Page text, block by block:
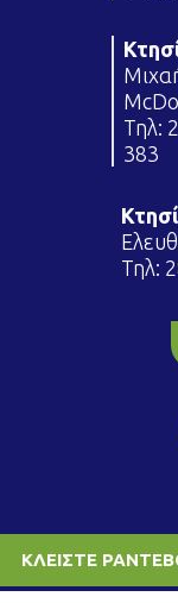
ΚΛΕΙΣΤΕ
Τηλ:
383
Τηλ: